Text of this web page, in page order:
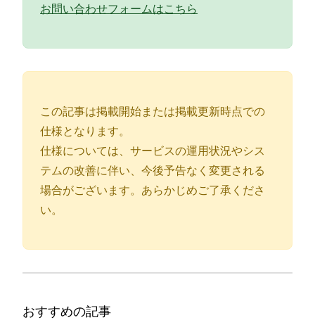
お問い合わせフォームはこちら
この記事は掲載開始または掲載更新時点での
仕様となります。
仕様については、サービスの運用状況やシス
テムの改善に伴い、今後予告なく変更される
場合がございます。あらかじめご了承くださ
い。
おすすめの記事